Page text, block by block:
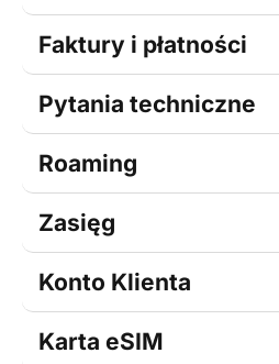
Faktury i płatności
Pytania techniczne
Roaming
Zasięg
Konto Klienta
Karta eSIM